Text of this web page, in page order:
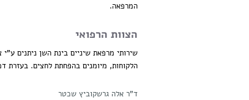
המרפאה.
הצוות הרפואי
שירותי מרפאת שיניים בינת השן ניתנים
הלקוחות, מיומנים בהפחתת לחצים. בעזרת
ד"ר אלה גרשקוביץ שכטר